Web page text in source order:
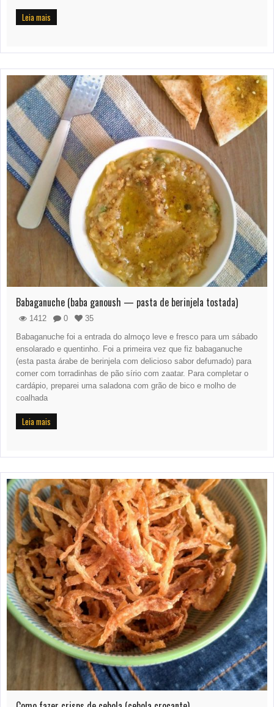
Leia mais
Babaganuche (baba ganoush — pasta de berinjela tostada)
1412 0
35
Babaganuche foi a entrada do almoço leve e fresco para um sábado
ensolarado e quentinho. Foi a primeira vez que fiz babaganuche
(esta pasta árabe de berinjela com delicioso sabor defumado) para
comer com torradinhas de pão sírio com zaatar. Para completar o
cardápio, preparei uma saladona com grão de bico e molho de
coalhada
Leia mais